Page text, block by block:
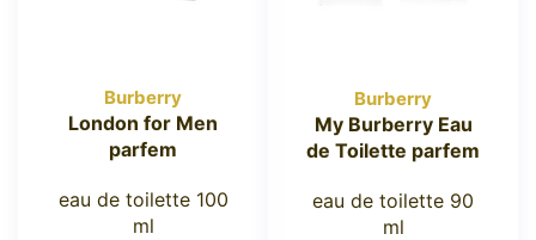
Burberry
London for Men
parfem
eau de toilette 100
ml
Burberry
My Burberry Eau
de Toilette parfem
eau de toilette 90
ml